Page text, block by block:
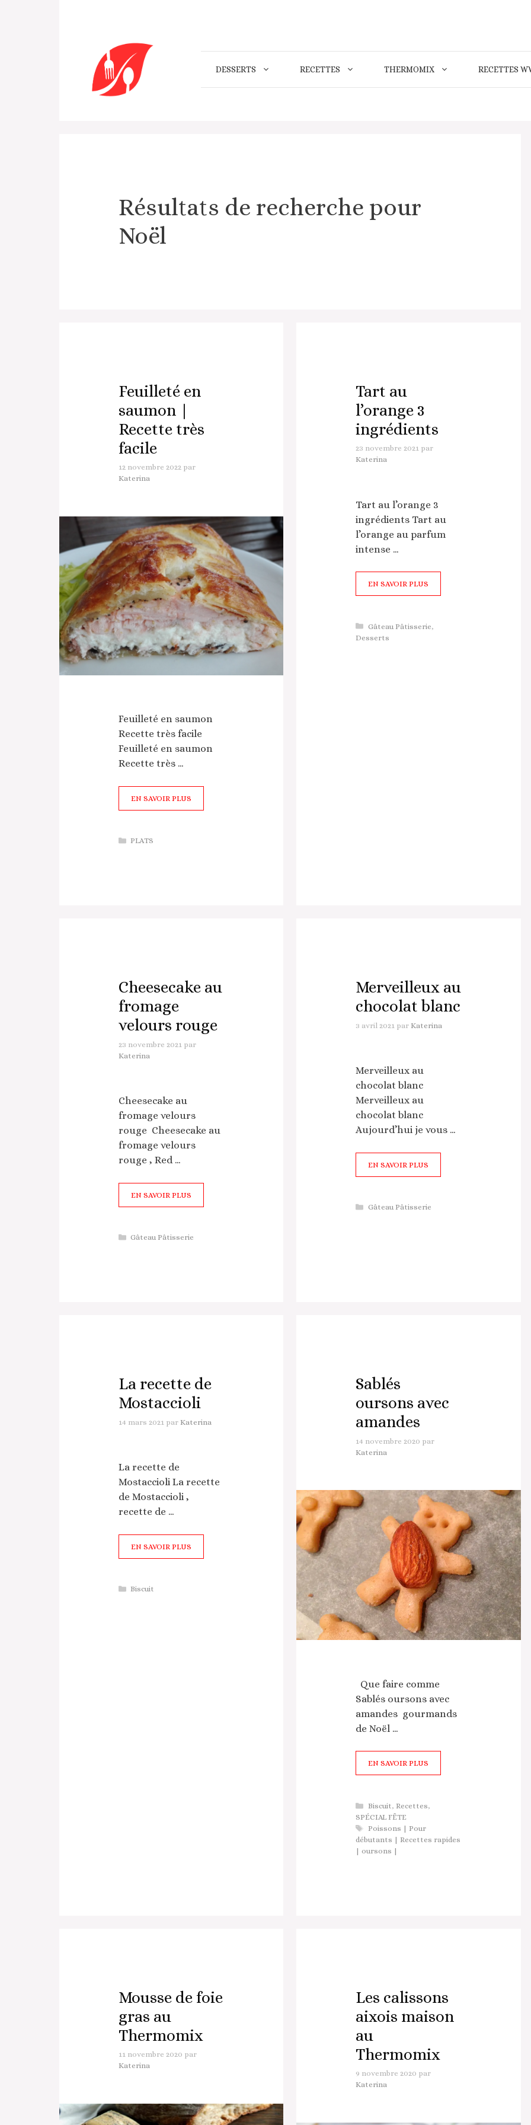
DESSERTS RECETTES THERMOMIX RECETTES
Résultats de recherche pour
Noël
Feuilleté en
saumon |
Recette très
facile
12 novembre 2022 par
Katerina
Feuilleté en saumon
Recette très facile
Feuilleté en saumon
Recette très …
EN SAVOIR PLUS
Catégories
PLATS
Tart au
l’orange 3
ingrédients
23 novembre 2021 par
Katerina
Tart au l’orange 3
ingrédients Tart au
l’orange au parfum
intense …
EN SAVOIR PLUS
Catégories
Gâteau Pâtisserie,
Desserts
Cheesecake au
fromage
velours rouge
23 novembre 2021 par
Katerina
Cheesecake au
fromage velours
rouge Cheesecake au
fromage velours
rouge , Red …
EN SAVOIR PLUS
Catégories
Gâteau Pâtisserie
Merveilleux au
chocolat blanc
3 avril 2021 par Katerina
Merveilleux au
chocolat blanc
Merveilleux au
chocolat blanc
Aujourd’hui je vous …
EN SAVOIR PLUS
Catégories
Gâteau Pâtisserie
La recette de
Mostaccioli
14 mars 2021 par Katerina
La recette de
Mostaccioli La recette
de Mostaccioli ,
recette de …
EN SAVOIR PLUS
Catégories
Biscuit
Sablés
oursons avec
amandes
14 novembre 2020 par
Katerina
Que faire comme
Sablés oursons avec
amandes gourmands
de Noël …
EN SAVOIR PLUS
Catégories
Biscuit, Recettes,
SPÉCIAL FÊTE
Étiquettes
Poissons | Pour
débutants | Recettes rapides
| oursons |
Mousse de foie
gras au
Thermomix
11 novembre 2020 par
Katerina
Les calissons
aixois maison
au
Thermomix
9 novembre 2020 par
Katerina